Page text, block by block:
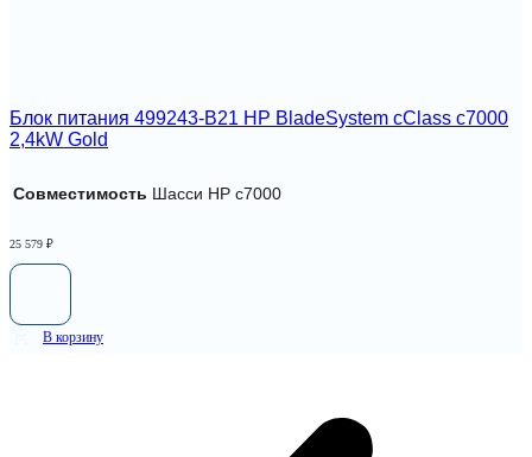
Блок питания 499243-B21 HP BladeSystem cClass c7000
2,4kW Gold
Совместимость Шасси HP c7000
25 579 ₽
В корзину